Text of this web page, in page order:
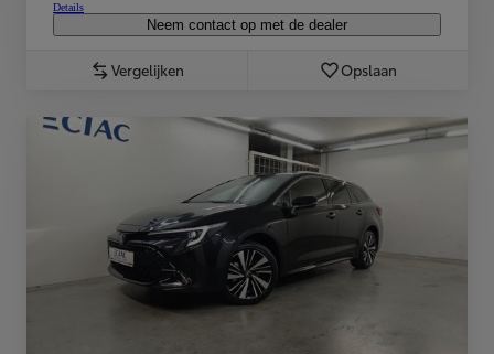
Details
Neem contact op met de dealer
Vergelijken Opslaan